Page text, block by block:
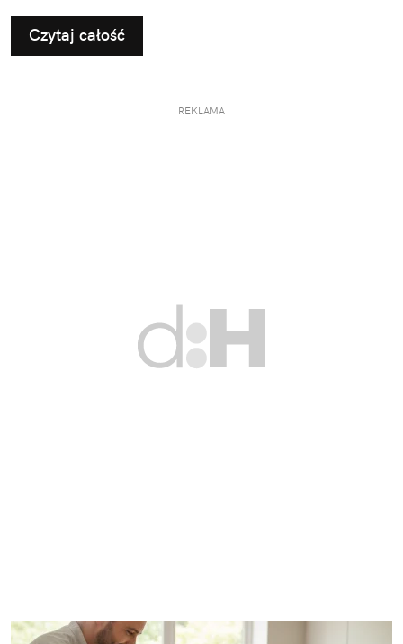
osoby. To decyzja, która wpływa na jego późniejsze
użytkowanie i odbiór.
Czytaj całość
REKLAMA